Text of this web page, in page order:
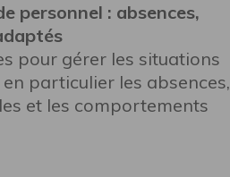
personnel : absences,
pour gérer les situations
particulier les absences,
et les comportements